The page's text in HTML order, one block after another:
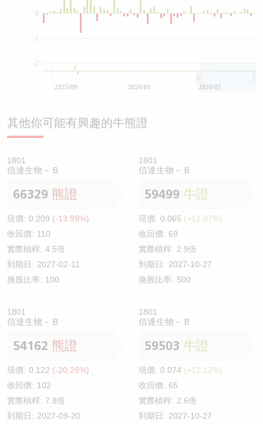
0
-2
-1
2025/09 2026/01 2026/05
其他你可能有興趣的牛熊證
1801
信達生物－Ｂ
66329 熊證
現價: 0.209 (-13.99%)
收回價: 110
實際槓桿: 4.5倍
到期日: 2027-02-11
換股比率: 100
1801
信達生物－Ｂ
59499 牛證
現價: 0.065 (+12.07%)
收回價: 69
實際槓桿: 2.9倍
到期日: 2027-10-27
換股比率: 500
1801
信達生物－Ｂ
54162 熊證
現價: 0.122 (-20.26%)
收回價: 102
實際槓桿: 7.8倍
到期日: 2027-09-20
1801
信達生物－Ｂ
59503 牛證
現價: 0.074 (+12.12%)
收回價: 65
實際槓桿: 2.6倍
到期日: 2027-10-27